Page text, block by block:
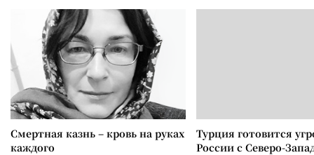
Смертная казнь – кровь на руках
каждого
Турция готовится
России с Северо-